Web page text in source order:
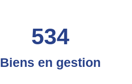
534
Biens en gestion